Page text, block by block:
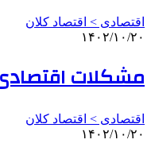
اقتصادی > اقتصاد کلان
۱۴۰۲/۱۰/۲۰
مشکلات اقتصادی
اقتصادی > اقتصاد کلان
۱۴۰۲/۱۰/۲۰